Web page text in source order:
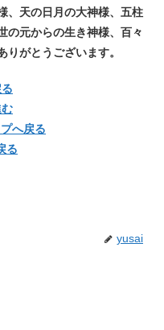
、天の日月の大神様、五柱
の元からの生き神様、百々
がとうございます。
へ戻る
る
yusai